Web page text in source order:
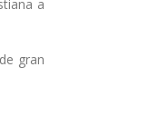
a
de gran